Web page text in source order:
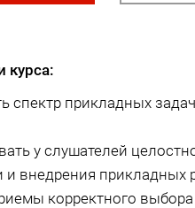
курса:
спектр прикладных
у слушателей
и внедрения прикладных
корректного